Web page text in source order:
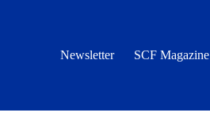
Newsletter SCF Magazine